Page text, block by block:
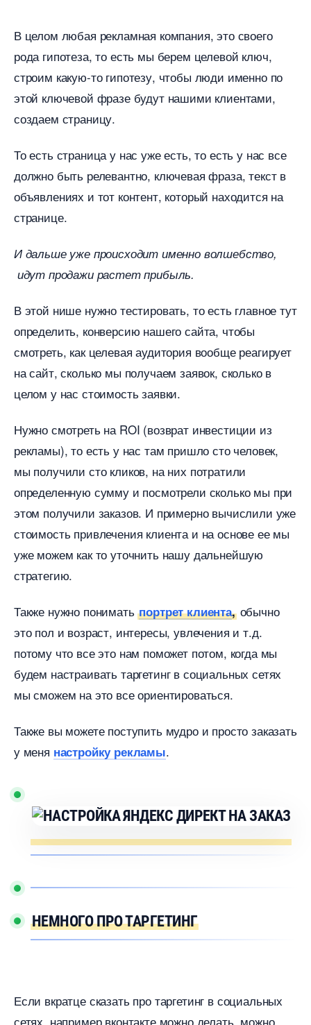
целом любая рекламная компания, это своего
рода гипотеза, то есть мы берем целевой ключ,
строим какую-то гипотезу, чтобы люди именно по
этой ключевой фразе будут нашими клиентами,
создаем страницу.
То есть страница у нас уже есть, то есть у нас все
должно быть релевантно, ключевая фраза, текст
объявлениях и тот контент, который находится на
странице.
И дальше уже происходит именно волшебство,
идут продажи растет прибыль.
этой нише нужно тестировать, то есть главное тут
определить, конверсию нашего сайта, чтобы
смотреть, как целевая аудитория вообще реагирует
на сайт, сколько мы получаем заявок, сколько
целом у нас стоимость заявки.
Нужно смотреть на ROI (возврат инвестиции из
рекламы), то есть у нас там пришло сто человек,
мы получили сто кликов, на них потратили
определенную сумму и посмотрели сколько мы при
этом получили заказов. И примерно вычислили уже
стоимость привлечения клиента и на основе ее мы
уже можем как то уточнить нашу дальнейшую
стратегию.
Также нужно пониматьпортрет клиента,обычно
это пол и возраст, интересы, увлечения и т.д.
потому что все это нам поможет потом, когда мы
удем настраивать таргетинг в социальных сетях
мы сможем на это все ориентироваться.
Также вы можете поступить мудро и просто заказать
у меня настройку рекламы.
НЕМНОГО ПРО ТАРГЕТИНГ
Если вкратце сказать про таргетинг в социальных
сетях, например вконтакте можно делать, можно